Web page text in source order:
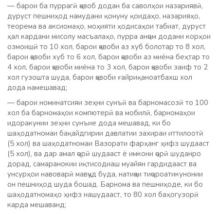
— барои ба пуррагӣ ҷавоб додан ба саволҳои назариявӣ,
дуруст пешниҳод намудани қонуну қоидаҳо, назарияҳо,
теорема ва аксиомаҳо, моҳияти ҳодисаҳои табиат, дуруст
ҳал кардани мисолу масъалаҳо, пурра анҷом додани корҳои
озмоишӣ то 10 хол, барои ҷавоби аз хуб болотар то 8 хол,
барои ҷавоби хуб то 6 хол, барои ҷавоби аз миёна беҳтар то
4 хол, барои ҷавоби миёна то 3 хол, барои ҷавоби заиф то 2
хол гузошта шуда, барои ҷавоби ғайриқаноатбахш хол
дода намешавад;
— барои номинатсияи зеҳни сунъӣ ва барномасозӣ то 100
хол ба барномаҳои компютерӣ ва мобилӣ, барномаҳои
идоракунии зеҳни сунъие дода мешавад, ки бо
шаҳодатномаи бақайдгирии давлатии захираи иттилоотӣ
(5 хол) ва шаҳодатномаи Вазорати фарҳанг ҳифз шудааст
(5 хол), ва дар амал ҷорӣ шудааст ё имкони ҷорӣ шуданро
дорад, самаранокии иқтисодиаш муайян гардидааст ва
унсурҳои навоварӣ мавҷуд буда, натиҷаи тиҷороатикунонии
он пешниҳод шуда бошад. Барнома ва пешниҳоде, ки бо
шаҳодатномаҳо ҳифз нашудааст, то 80 хол баҳогузорӣ
карда мешаванд;